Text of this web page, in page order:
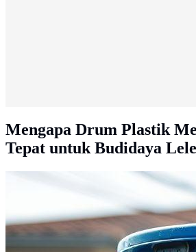
Mengapa Drum Plastik
Tepat untuk Budidaya Lele